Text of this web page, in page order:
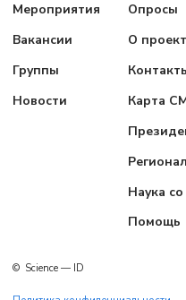
Мероприятия
Вакансии
Группы
Новости
Опросы
О
Карта
Наука
Помощь
© Science — ID